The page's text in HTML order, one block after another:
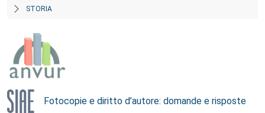
STORIA
Fotocopie e diritto d’autore: domande e risposte